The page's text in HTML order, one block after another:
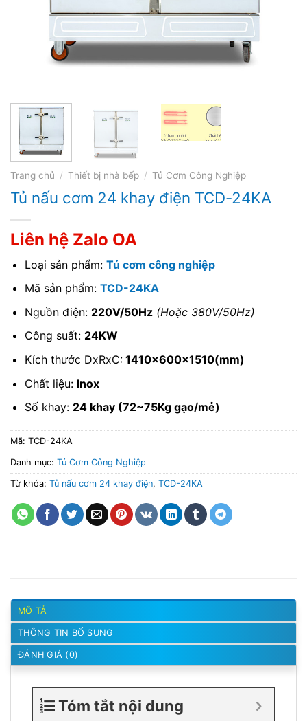
Trang chủ / Thiết bị nhà bếp / Tủ Cơm Công Nghiệp
Tủ nấu cơm 24 khay điện TCD-24KA
Liên hệ Zalo OA
Loại sản phẩm: Tủ cơm công nghiệp
Mã sản phẩm: TCD-24KA
Nguồn điện: 220V/50Hz (Hoặc 380V/50Hz)
Công suất: 24KW
Kích thước DxRxC:1410x600x1510(mm)
Chất liệu: Inox
Số khay: 24 khay (72~75Kg gạo/mẻ)
Mã: TCD-24KA
Danh mục: Tủ Cơm Công Nghiệp
Từ khóa: Tủ nấu cơm 24 khay điện, TCD-24KA
MÔ TẢ
THÔNG TIN BỔ SUNG
ĐÁNH GIÁ (0)
Tóm tắt nội dung